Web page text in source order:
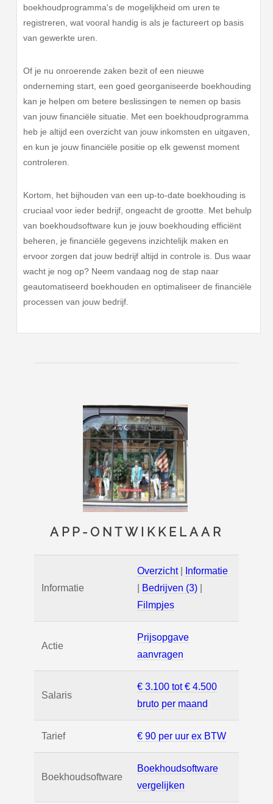
boekhoudprogramma's de mogelijkheid om uren te
registreren, wat vooral handig is als je factureert op basis
van gewerkte uren.
Of je nu onroerende zaken bezit of een nieuwe
onderneming start, een goed georganiseerde boekhouding
kan je helpen om betere beslissingen te nemen op basis
van jouw financiële situatie. Met een boekhoudprogramma
heb je altijd een overzicht van jouw inkomsten en uitgaven,
en kun je jouw financiële positie op elk gewenst moment
controleren.
Kortom, het bijhouden van een up-to-date boekhouding is
cruciaal voor ieder bedrijf, ongeacht de grootte. Met behulp
van boekhoudsoftware kun je jouw boekhouding efficiënt
beheren, je financiële gegevens inzichtelijk maken en
ervoor zorgen dat jouw bedrijf altijd in controle is. Dus waar
wacht je nog op? Neem vandaag nog de stap naar
geautomatiseerd boekhouden en optimaliseer de financiële
processen van jouw bedrijf.
APP-ONTWIKKELAAR
Informatie
Overzicht|
Informatie
Bedrijven (3)
Filmpjes
Actie
Prijsopgave
aanvragen
Salaris
€ 3.100 tot € 4.500
bruto per maand
Tarief € 90 per uur ex BTW
Boekhoudsoftware
Boekhoudsoftware
vergelijken